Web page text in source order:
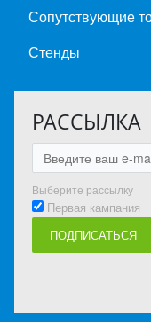
Сопутствующие
Стенды
РАССЫЛКА
Выберите рассылку
Первая кампания
ПОДПИСАТЬСЯ